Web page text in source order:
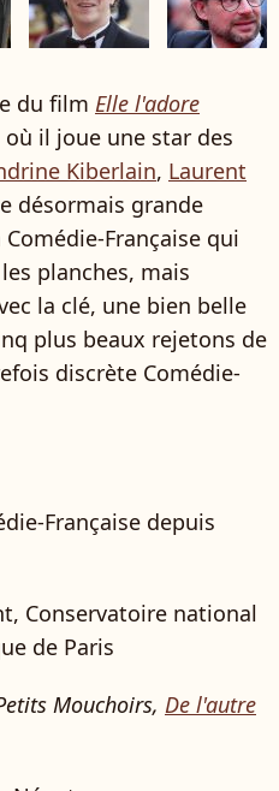
du film Elle l'adore
il joue une star des
Kiberlain, Laurent
désormais grande
Française qui
planches, mais
la clé, une bien belle
plus beaux rejetons de
discrète Comédie-
Française depuis
Conservatoire national
de Paris
Mouchoirs, De l'autre